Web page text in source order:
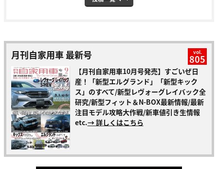
月刊自家用車 最新号 vol.
805
【月刊自家用車10月号発売】すごいぜ日
産！「新型エルグランド」「新型キック
ス」のすべて/新型レヴォーグレイバック全
研究/新型フィット＆N-BOX最新情報/最新
注目モデル攻略大作戦/新車値引き生情報
etc.→ 詳しくはこちら